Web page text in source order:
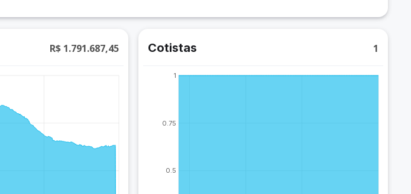
R$ 1.791.687,45 Cotistas 1
0.5
0.75
1